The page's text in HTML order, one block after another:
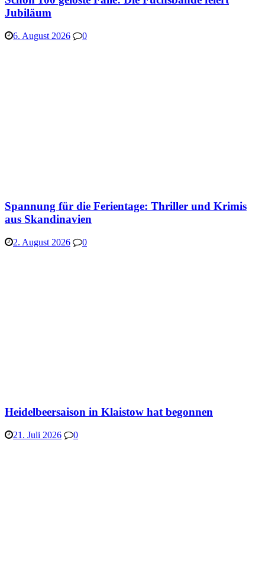
Jubiläum
6. August 2026 0
Spannung für die Ferientage: Thriller und Krimis
aus Skandinavien
2. August 2026 0
Heidelbeersaison in Klaistow hat begonnen
21. Juli 2026 0